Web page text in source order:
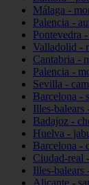
Málaga -
Palencia -
Pontevedra
Valladolid -
Cantabria -
Palencia -
Sevilla -
Barcelona -
Illes-balears
Badajoz -
Huelva -
Barcelona -
Ciudad-real
Illes-balears
Alicante -